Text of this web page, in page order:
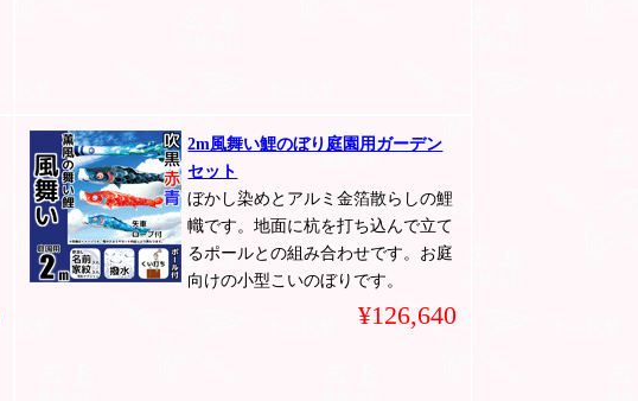
2m風舞い鯉のぼり庭園用ガーデン
セット
ぼかし染めとアルミ金箔散らしの鯉
幟です。地面に杭を打ち込んで立て
るポールとの組み合わせです。お庭
向けの小型こいのぼりです。
¥126,640